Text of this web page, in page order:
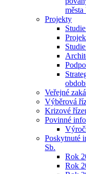
města
Projekty
Veřejné
Výběrová
Krizové
Povinné
Poskytnuté
Sb.
Rok
Rok